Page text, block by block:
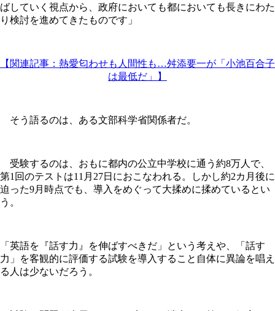
ばしていく視点から、政府においても都においても長きにわた
り検討を進めてきたものです」
【関連記事：熱愛匂わせも人間性も…舛添要一が「小池百合子
は最低だ」】
そう語るのは、ある文部科学省関係者だ。
受験するのは、おもに都内の公立中学校に通う約8万人で、
第1回のテストは11月27日におこなわれる。しかし約2カ月後に
迫った9月時点でも、導入をめぐって大揉めに揉めているとい
う。
「英語を『話す力』を伸ばすべきだ」という考えや、「話す
力」を客観的に評価する試験を導入すること自体に異論を唱え
る人は少ないだろう。